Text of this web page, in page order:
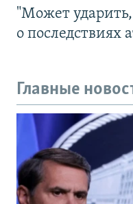
"Может
о последствиях
Главные